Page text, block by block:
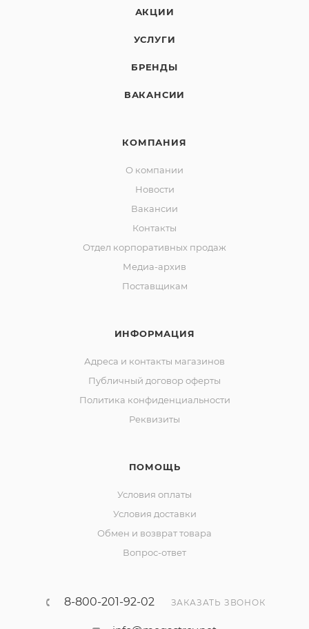
АКЦИИ
УСЛУГИ
БРЕНДЫ
ВАКАНСИИ
КОМПАНИЯ
О компании
Новости
Вакансии
Контакты
Отдел корпоративных продаж
Медиа-архив
Поставщикам
ИНФОРМАЦИЯ
Адреса и контакты магазинов
Публичный договор оферты
Политика конфиденциальности
Реквизиты
ПОМОЩЬ
Условия оплаты
Условия доставки
Обмен и возврат товара
Вопрос-ответ
8-800-201-92-02 ЗАКАЗАТЬ ЗВОНОК